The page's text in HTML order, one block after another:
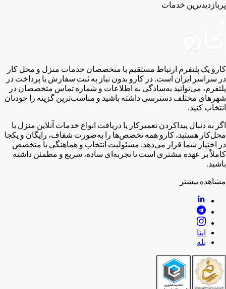
پربازدیدترین خدمات
کارو یک پلتفرم ارتباط مستقیم با متخصصان خدمات منزل و محل کار
در سراسر ایران است. در کارو بدون نیاز به ثبت سفارش یا پرداخت در
پلتفرم، می‌توانید به‌سادگی به اطلاعات و شماره تماس متخصصان در
شهر‌های مختلف دسترسی داشته باشید و مناسب‌ترین گزینه را خودتان
انتخاب کنید.
اگر به دنبال پیدا‌کردن تعمیرکار یا دریافت انواع خدمات آنلاین منزل یا
محل‌کار هستید، کارو همه تخصص‌ها را به‌صورت شفاف، رایگان و یکجا
در اختیار شما قرار می‌دهد. مسئولیت انتخاب و هماهنگی با متخصص
کاملاً بر عهده مشتری است تا تجربه‌ای ساده، سریع و مطمئن داشته
باشید.
مشاهده بیشتر
ایتا
بله